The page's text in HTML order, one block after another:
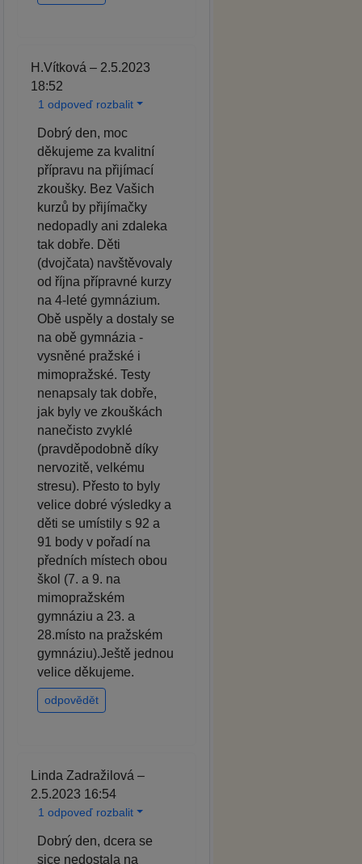
H.Vítková – 2.5.2023
18:52
1 odpoveď rozbalit
Dobrý den, moc
děkujeme za kvalitní
přípravu na přijímací
zkoušky. Bez Vašich
kurzů by přijímačky
nedopadly ani zdaleka
tak dobře. Děti
(dvojčata) navštěvovaly
od října přípravné kurzy
na 4-leté gymnázium.
Obě uspěly a dostaly se
na obě gymnázia -
vysněné pražské i
mimopražské. Testy
nenapsaly tak dobře,
jak byly ve zkouškách
nanečisto zvyklé
(pravděpodobně díky
nervozitě, velkému
stresu). Přesto to byly
velice dobré výsledky a
děti se umístily s 92 a
91 body v pořadí na
předních místech obou
škol (7. a 9. na
mimopražském
gymnáziu a 23. a
28.místo na pražském
gymnáziu).Ještě jednou
velice děkujeme.
odpovědět
Linda Zadražilová –
2.5.2023 16:54
1 odpoveď rozbalit
Dobrý den, dcera se
sice nedostala na